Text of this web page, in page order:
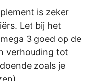
is zeker
Let bij het
3 goed op de
verhouding tot
zoals je